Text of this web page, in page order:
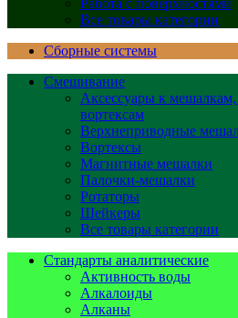
Работа с поверхностями
Все товары категории
Сборные системы
Смешивание
Аксессуары к
вортексам
Верхнеприводные
Вортексы
Магнитные мешалки
Палочки-мешалки
Ротаторы
Шейкеры
Все товары категории
Стандарты аналитические
Активность воды
Алкалоиды
Алканы